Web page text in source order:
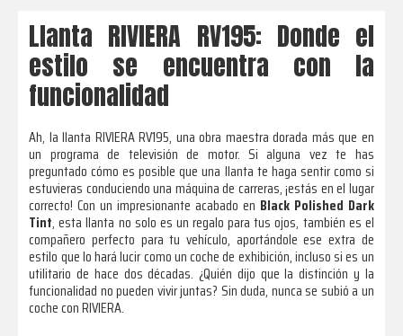
Llanta RIVIERA RV195: Donde el
estilo se encuentra con la
funcionalidad
Ah, la llanta RIVIERA RV195, una obra maestra dorada más que en
un programa de televisión de motor. Si alguna vez te has
preguntado cómo es posible que una llanta te haga sentir como si
estuvieras conduciendo una máquina de carreras, ¡estás en el lugar
correcto! Con un impresionante acabado en Black Polished Dark
Tint, esta llanta no solo es un regalo para tus ojos, también es el
compañero perfecto para tu vehículo, aportándole ese extra de
estilo que lo hará lucir como un coche de exhibición, incluso si es un
utilitario de hace dos décadas. ¿Quién dijo que la distinción y la
funcionalidad no pueden vivir juntas? Sin duda, nunca se subió a un
coche con RIVIERA.